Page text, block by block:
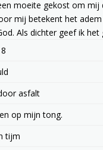
moeite gekost om mij
mij betekent het
Als dichter geef ik
asfalt
op mijn tong.
tijm